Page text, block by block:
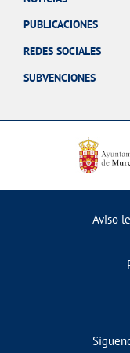
PUBLICACIONES
REDES SOCIALES
SUBVENCIONES
Aviso